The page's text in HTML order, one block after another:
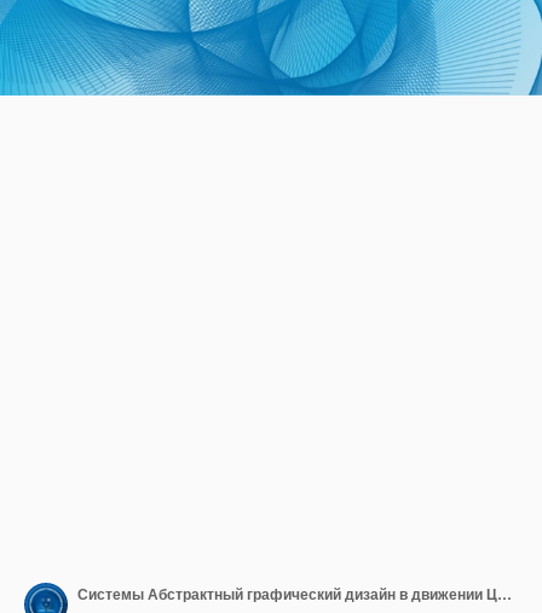
Системы Абстрактный графический дизайн в движении Цифровая глубина Голубой цвет Симметричное искусство